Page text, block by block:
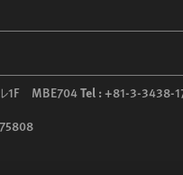
1F MBE704Tel :+81-3-3438-